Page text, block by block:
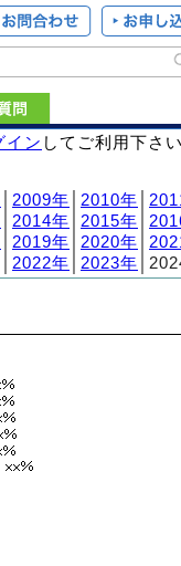
イン してご利用下さい
2009年 2010年
2014年 2015年
2019年 2020年
2022年 2023年